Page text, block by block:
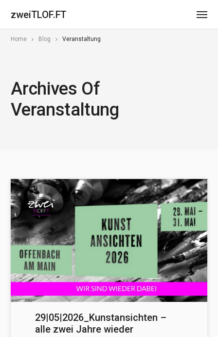
zweiTLOF.FT
Home Blog Veranstaltung
Archives Of
Veranstaltung
29|05|2026_Kunstansichten –
alle zwei Jahre wieder